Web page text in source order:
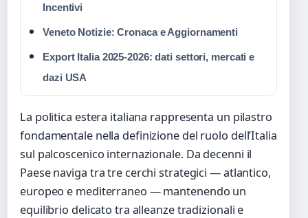
Incentivi
Veneto Notizie: Cronaca e Aggiornamenti
Export Italia 2025-2026: dati settori, mercati e
dazi USA
La politica estera italiana rappresenta un pilastro
fondamentale nella definizione del ruolo dell’Italia
sul palcoscenico internazionale. Da decenni il
Paese naviga tra tre cerchi strategici — atlantico,
europeo e mediterraneo — mantenendo un
equilibrio delicato tra alleanze tradizionali e